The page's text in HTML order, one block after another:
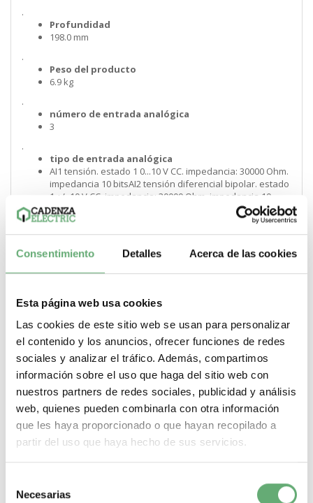
Consentimiento Detalles Acerca de las cookies
Esta página web usa cookies
Las cookies de este sitio web se usan para personalizar
el contenido y los anuncios, ofrecer funciones de redes
sociales y analizar el tráfico. Además, compartimos
información sobre el uso que haga del sitio web con
nuestros partners de redes sociales, publicidad y análisis
web, quienes pueden combinarla con otra información
que les haya proporcionado o que hayan recopilado a
partir del uso que haya hecho de sus servicios.
Necesarias
.
Profundidad
198.0 mm
.
Peso del producto
6.9 kg
.
número de entrada analógica
3
.
tipo de entrada analógica
AI1 tensión. estado 1 0...10 V CC. impedancia: 30000 Ohm.
impedancia 10 bitsAI2 tensión diferencial bipolar. estado
1 +/- 10 V CC. impedancia: 30000 Ohm. impedancia 10
bitsAI3 corriente. estado 1 0...20 mA (o 4-20 mA. x-20 mA.
20-x mA u otros patrones según configuración).
impedancia: 250 Ohm. impedancia 10 bits
.
.
entrada discreta
Programable (común positivo/común negativo) - tipo de
cable: DI1...DI4)24...30 V CC. con PLC niv 1Programable
como entrada de pulsos 20 kpps - tipo de cable:
DI5)24...30 V CC. con PLC niv 1Sonda PTC configur. por
conm. - tipo de cable: DI6)24...30 V CCPar de torsión
seguro - tipo de cable: STO)24...30 V CC - 1500 Ohm
.
entrada lógica
Lógica negativa (fregadero) - tipo de cable: DI1...DI6). > 19
V (estado 0). < 13 V (estado 0) Lógica positiva (fuente) -
número de salida analógica